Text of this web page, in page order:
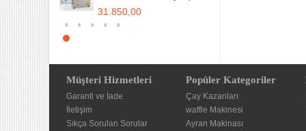
31.850,00
6.203,60
70 Cm Yarı oluklu Doğalgazlı
Tüplü Ce Belgeli Döküm
Müşteri Hizmetleri
Garanti ve İade
İletişim
Sıkça Sorulan Sorular
Popüler Kategoriler
Çay Kazanları
waffle Makinesi
Ayran Makinası